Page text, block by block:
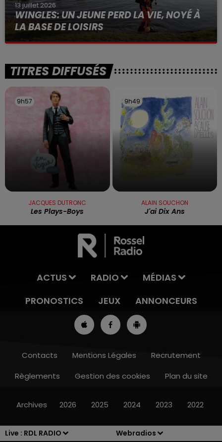
Live : RDL RADIO Webradios
13h00 - 16h00
13 juillet 2026
WINGLES: UN JEUNE PERD LA VIE, NOYÉ À
LA BASE DE LOISIRS
La victime a coulé à pic
TITRES DIFFUSÉS
9h57
9h57
JACQUES DUTRONC
Les Plays-Boys
9h49
9h49
ALAIN SOUCHON
J'ai Dix Ans
ACTUS RADIO
MÉDIAS
PRONOSTICS
JEUX ANNONCEURS
Contacts Mentions Légales
Recrutement
Règlements
Gestion des cookies Plan du site
Archives 2026 2025 2024 2023 2022